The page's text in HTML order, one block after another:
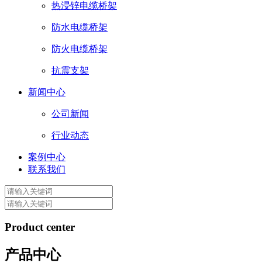
热浸锌电缆桥架
防水电缆桥架
防火电缆桥架
抗震支架
新闻中心
公司新闻
行业动态
案例中心
联系我们
Product center
产品中心